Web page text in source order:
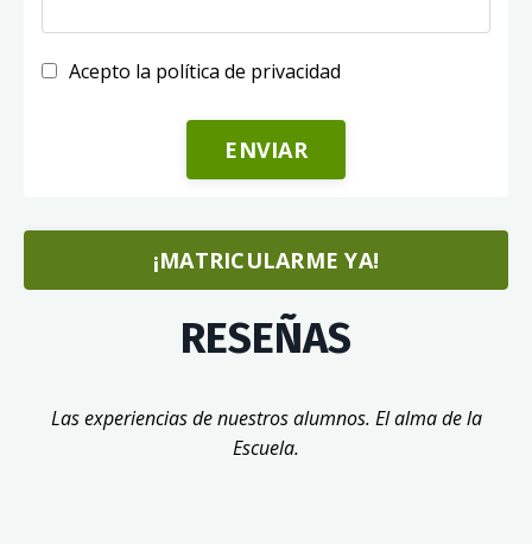
Acepto la política de privacidad
ENVIAR
¡MATRICULARME YA!
RESEÑAS
Las experiencias de nuestros alumnos. El alma de la
Escuela.